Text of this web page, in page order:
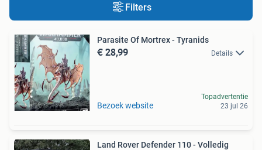
Filters
Parasite Of Mortrex - Tyranids
€ 28,99 Details
Bezoek website
Topadvertentie
23 jul 26
Land Rover Defender 110 - Volledig